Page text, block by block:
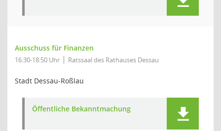
Ausschuss für Finanzen
16:30-18:50 Uhr Ratssaal des Rathauses Dessau
Stadt Dessau-Roßlau
Öffentliche Bekanntmachung